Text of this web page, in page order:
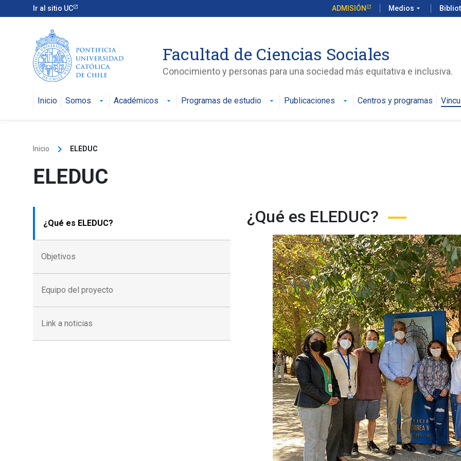
to
Ir al sitio UC ADMISIÓN Medios arrow_drop_down
Facultad de Ciencias Sociales
Conocimiento y personas para una sociedad más equitativa e inclusiva.
Inicio Somos arrow_drop_down Académicos arrow_drop_down Programas de estudio arrow_drop_down Publicaciones arrow_drop_down Centros y programas
Inicio keyboard_arrow_right ELEDUC
ELEDUC
¿Qué es ELEDUC?
Objetivos
Equipo del proyecto
Link a noticias
¿Qué es ELEDUC?